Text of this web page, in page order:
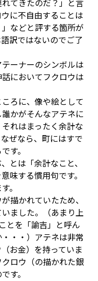
てきたのだ？」と言
に不自由することは
などと評する箇所が
訳ではないのでご了
ーナーのシンボルは
においてフクロウは
ろに、像や絵として
かがそんなアテネに
れはまったく余計な
ぜなら、町にはすで
す。
とは「余計なこと、
味する慣用句です。
。
描かれていたため、
ました。（あまり上
とを「諭吉」と呼ん
・・）アテネは非常
お金）を持っていま
ロウ（の描かれた銀
す。